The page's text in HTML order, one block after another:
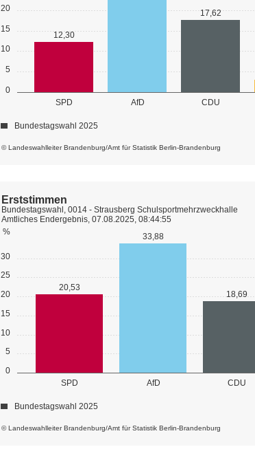
0
5
10
15
20
SPD AfD CDU
12,30
17,62
© Landeswahlleiter Brandenburg/Amt für Statistik Berlin-Brandenburg
Bundestagswahl 2025
0
5
10
15
20
25
30
%
SPD AfD CDU
20,53
33,88
18,69
© Landeswahlleiter Brandenburg/Amt für Statistik Berlin-Brandenburg
Erststimmen
Bundestagswahl, 0014 - Strausberg Schulsportmehrzweckhalle
Amtliches Endergebnis, 07.08.2025, 08:44:55
Bundestagswahl 2025